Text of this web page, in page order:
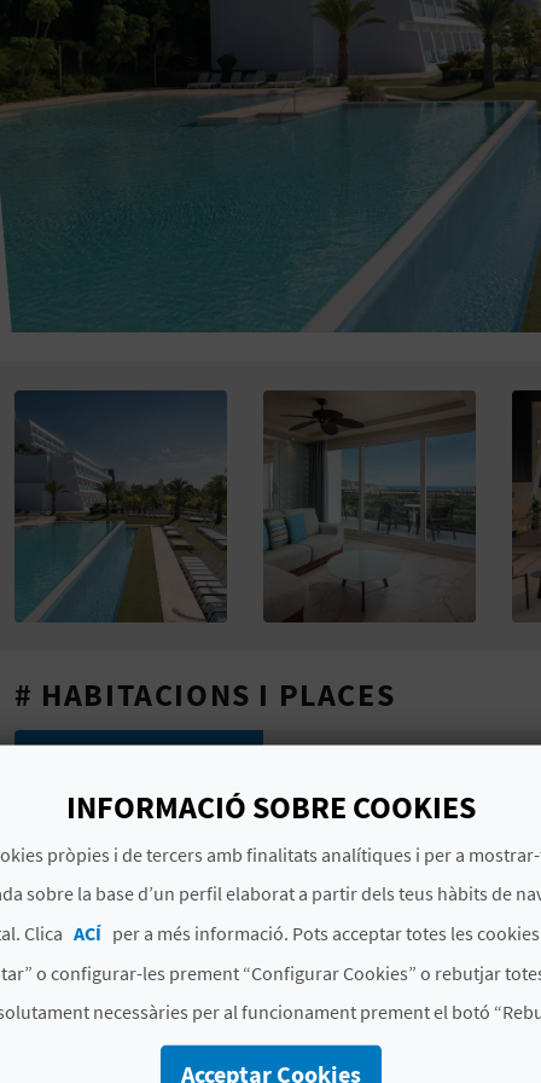
# HABITACIONS I PLACES
Places
432
Habitacions
216en total
1habitacions dobles amb
# CARACTERÍSTIQUES
Categoria
4 Estreles superior
Cadena hotel
MARRIOTT INTERNACIONAL
INFORMACIÓ SOBRE COOKIES
pròpies i de tercers amb finalitats analítiques i per a
sobre la base d’un perfil elaborat a partir dels teus hàbits de
Clica ACÍ per a més informació. Pots acceptar totes les
o configurar-les prement “Configurar Cookies” o rebutjar
necessàries per al funcionament prement el botó
Acceptar Cookies